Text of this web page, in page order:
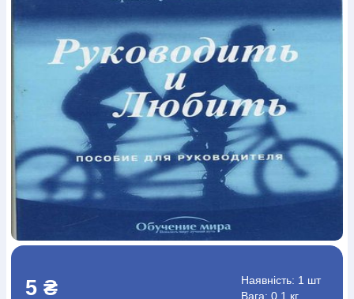
Шлюб і сім`я
Супутні товари
ПеріодикаАудіоРучки кульковіВідеоГалантерея
Закладки для книгФутболкиБрелокиСумкиБіжутерія
Щоденники / щотижневики
Вироби з дерева
Вироби з кераміки і глиниВироби з сріблаКартини
Навчальні мапи
Шкіряні виробиМагнітиМеталеві
Міні-лампи НаклейкиНастільні ігри Пакети
подарунковіПлакатиПластмасові виробиХустки
Подарункові карткиРозвиваючі ігриРепринтиСвічки
ЗошитиФотокартини Чохли на Библії
Головні убори
КалендаріКанцелярскі товариКомп`ютерні ігри
Листівки
Сувенирна продукціяГодинники
Книга в комплекті
5 ₴ Наявність: 1 шт
Вага: 0.1 кг.